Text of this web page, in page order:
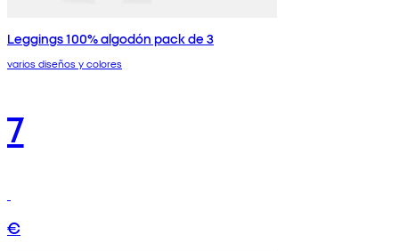
Leggings 100% algodón pack de 3
varios diseños y colores
7
€